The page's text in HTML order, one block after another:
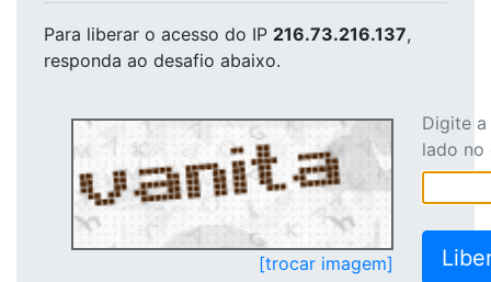
Para liberar o acesso do IP 216.73.216.137,
responda ao desafio abaixo.
[trocar imagem]
Digite
lado no